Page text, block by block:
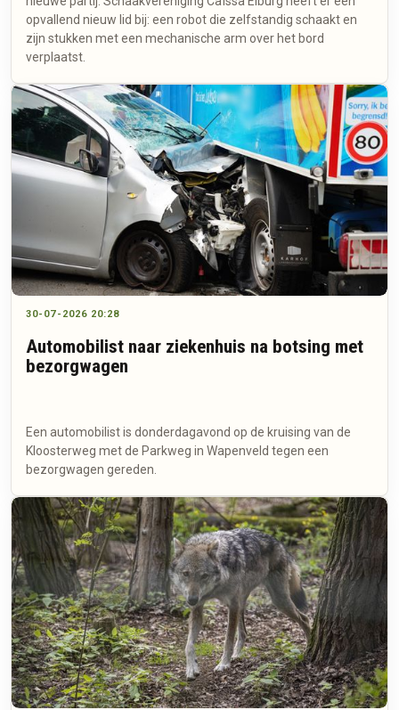
opvallend nieuw lid bij: een robot die zelfstandig schaakt en
zijn stukken met een mechanische arm over het bord
verplaatst.
30-07-2026 20:28
Automobilist naar ziekenhuis na botsing met
bezorgwagen
Een automobilist is donderdagavond op de kruising van de
Kloosterweg met de Parkweg in Wapenveld tegen een
bezorgwagen gereden.